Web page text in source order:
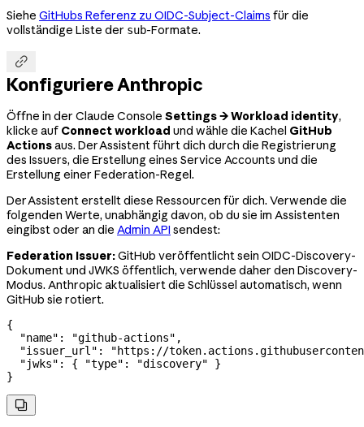
Siehe GitHubs Referenz zu OIDC-Subject-Claims für die
vollständige Liste der sub-Formate.

Konfiguriere Anthropic
Öffne in der Claude Console Settings → Workload identity,
klicke auf Connect workload und wähle die Kachel GitHub
Actionsaus. Der Assistent führt dich durch die Registrierung
des Issuers, die Erstellung eines Service Accounts und die
Erstellung einer Federation-Regel.
Der Assistent erstellt diese Ressourcen für dich. Verwende die
folgenden Werte, unabhängig davon, ob du sie im Assistenten
eingibst oder an die Admin API sendest:
Federation Issuer:GitHub veröffentlicht sein OIDC-Discovery-
Dokument und JWKS öffentlich, verwende daher den Discovery-
Modus. Anthropic aktualisiert die Schlüssel automatisch, wenn
GitHub sie rotiert.
{
  "name"
: "github-actions" ,
  "issuer_url"
:
"https://
  "jwks"
: { "type" : "discovery" }
}
